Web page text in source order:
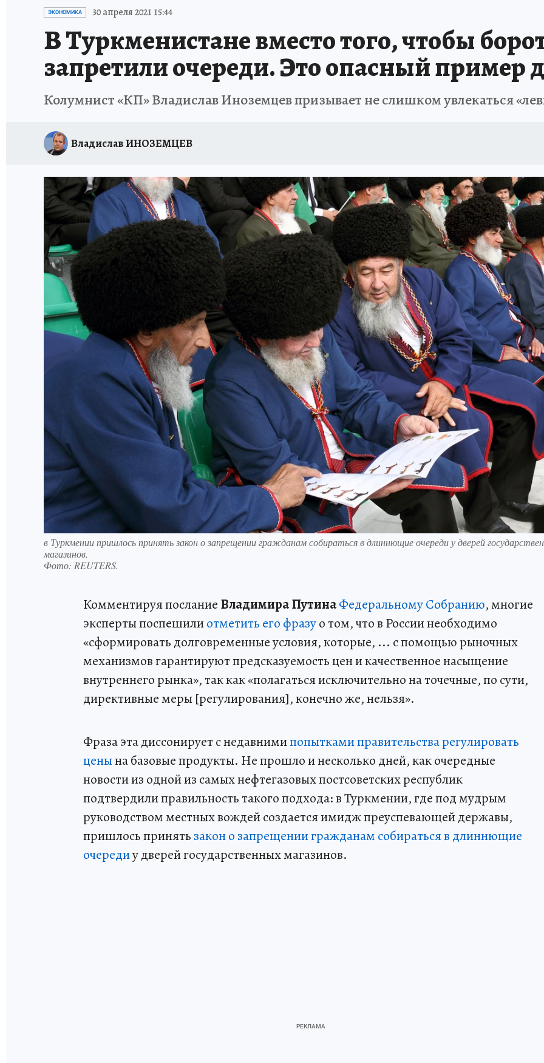
ИСПЫТАНО НА СЕБЕ
ЭКОНОМИКА 30 апреля 2021 15:44
В Туркменистане вместо того, чтобы
запретили очереди. Это опасный пример
Колумнист «КП» Владислав Иноземцев призывает не слишком увлекаться
Владислав ИНОЗЕМЦЕВ
в Туркмении пришлось принять закон о запрещении гражданам собираться в длиннющие очереди у дверей
магазинов.
Фото: REUTERS.
Комментируя послание Владимира ПутинаФедеральному Собранию, многие
эксперты поспешилиотметить его фразуо том, что в России необходимо
«сформировать долговременные условия, которые, ... с помощью рыночных
механизмов гарантируют предсказуемость цен и качественное насыщение
внутреннего рынка», так как «полагаться исключительно на точечные, по сути,
директивные меры [регулирования], конечно же, нельзя».
Фраза эта диссонирует с недавнимипопытками правительства регулировать
ценына базовые продукты. Не прошло и несколько дней, как очередные
новости из одной из самых нефтегазовых постсоветских республик
подтвердили правильность такого подхода: в Туркмении, где под мудрым
руководством местных вождей создается имидж преуспевающей державы,
пришлось принять закон о запрещении гражданам собираться в длиннющие
очередиу дверей государственных магазинов.